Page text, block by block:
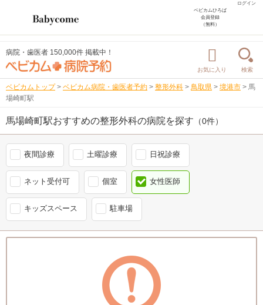
ログイン
ベビカムひろば
会員登録
（無料）
病院・歯医者 150,000件 掲載中！
お気に入り 検索
ベビカムトップ > ベビカム病院・歯医者予約 > 整形外科 > 鳥取県 > 境港市 > 馬
場崎町駅
馬場崎町駅おすすめの整形外科の病院を探す （0件）
夜間診療 土曜診療 日祝診療
ネット受付可 個室 女性医師
キッズスペース 駐車場